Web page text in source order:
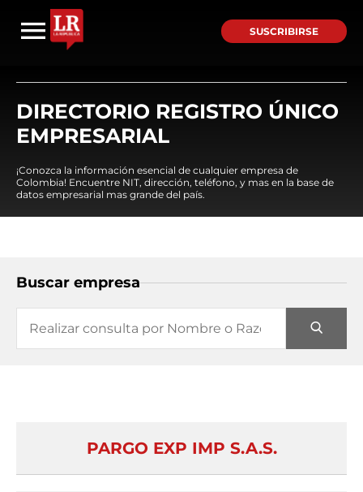
SUSCRIBIRSE
DIRECTORIO REGISTRO ÚNICO
EMPRESARIAL
¡Conozca la información esencial de cualquier empresa de
Colombia! Encuentre NIT, dirección, teléfono, y mas en la base de
datos empresarial mas grande del país.
Buscar empresa
PARGO EXP IMP S.A.S.